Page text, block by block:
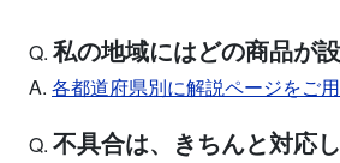
Q. 私の地域にはどの商品が
A. 各都道府県別に解説ページをご用
Q. 不具合は、きちんと対応